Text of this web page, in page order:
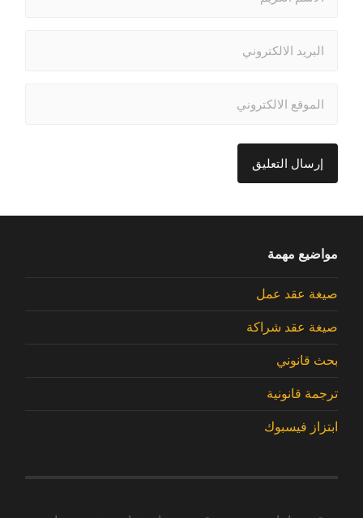
مواضيع مهمة
صيغة عقد عمل
صيغة عقد شراكة
بحث قانوني
ترجمة قانونية
ابتزاز فيسبوك